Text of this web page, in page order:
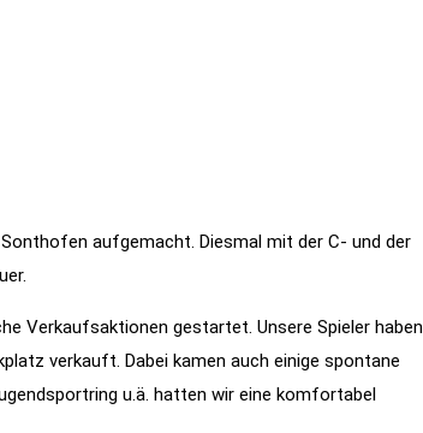
aufgemacht. Diesmal mit der C- und der
Verkaufsaktionen gestartet. Unsere Spieler haben
verkauft. Dabei kamen auch einige spontane
u.ä. hatten wir eine komfortabel